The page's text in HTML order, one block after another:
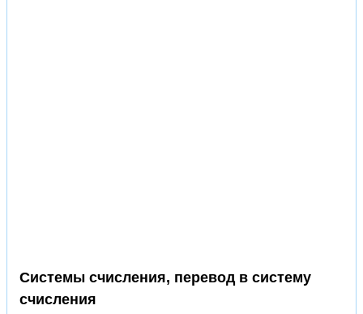
Системы счисления, перевод в систему
счисления